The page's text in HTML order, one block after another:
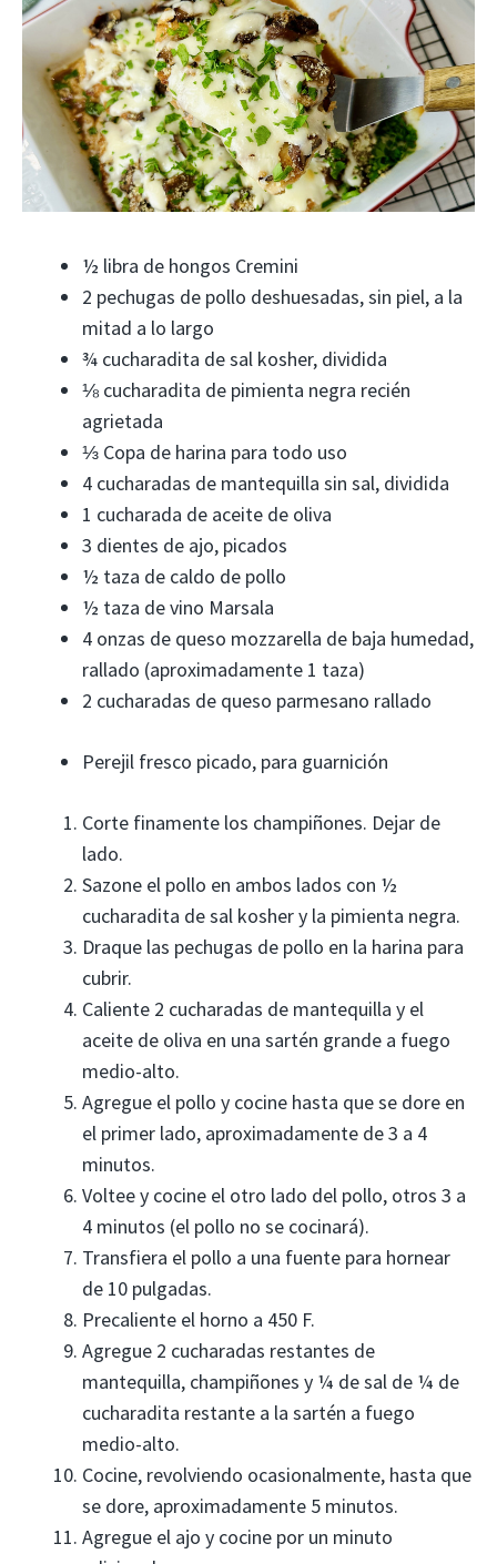
½ libra de hongos Cremini
2 pechugas de pollo deshuesadas, sin piel, a la
mitad a lo largo
¾ cucharadita de sal kosher, dividida
⅛ cucharadita de pimienta negra recién
agrietada
⅓ Copa de harina para todo uso
4 cucharadas de mantequilla sin sal, dividida
1 cucharada de aceite de oliva
3 dientes de ajo, picados
½ taza de caldo de pollo
½ taza de vino Marsala
4 onzas de queso mozzarella de baja humedad,
rallado (aproximadamente 1 taza)
2 cucharadas de queso parmesano rallado
Perejil fresco picado, para guarnición
Corte finamente los champiñones. Dejar de
lado.
Sazone el pollo en ambos lados con ½
cucharadita de sal kosher y la pimienta negra.
Draque las pechugas de pollo en la harina para
cubrir.
Caliente 2 cucharadas de mantequilla y el
aceite de oliva en una sartén grande a fuego
medio-alto.
Agregue el pollo y cocine hasta que se dore en
el primer lado, aproximadamente de 3 a 4
minutos.
Voltee y cocine el otro lado del pollo, otros 3 a
4 minutos (el pollo no se cocinará).
Transfiera el pollo a una fuente para hornear
de 10 pulgadas.
Precaliente el horno a 450 F.
Agregue 2 cucharadas restantes de
mantequilla, champiñones y ¼ de sal de ¼ de
cucharadita restante a la sartén a fuego
medio-alto.
Cocine, revolviendo ocasionalmente, hasta que
se dore, aproximadamente 5 minutos.
Agregue el ajo y cocine por un minuto